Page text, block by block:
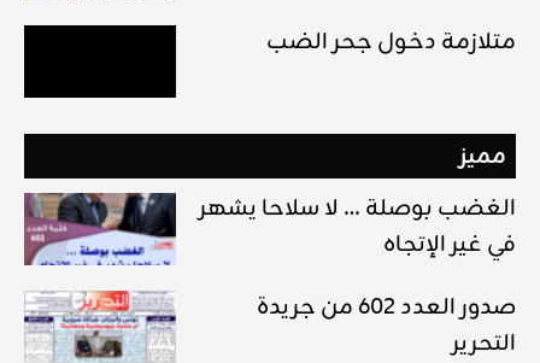
متلازمة دخول جحر الضب
مميز
الغضب بوصلة … لا سلاحا يشهر
في غير الإتجاه
صدور العدد 602 من جريدة
التحرير